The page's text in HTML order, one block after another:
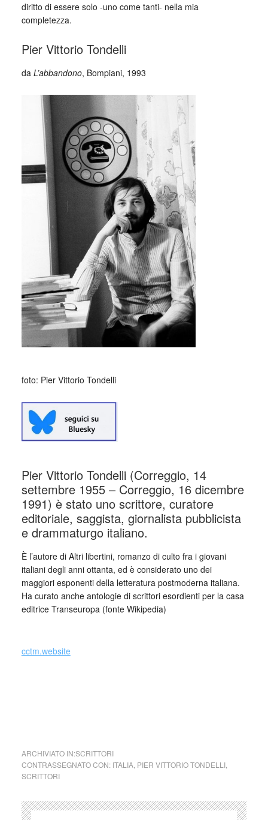
diritto di essere solo -uno come tanti- nella mia
completezza.
Pier Vittorio Tondelli
da L’abbandono, Bompiani, 1993
foto: Pier Vittorio Tondelli
Pier Vittorio Tondelli (Correggio, 14
settembre 1955 – Correggio, 16 dicembre
1991) è stato uno scrittore, curatore
editoriale, saggista, giornalista pubblicista
e drammaturgo italiano.
È l’autore di Altri libertini, romanzo di culto fra i giovani
italiani degli anni ottanta, ed è considerato uno dei
maggiori esponenti della letteratura postmoderna italiana.
Ha curato anche antologie di scrittori esordienti per la casa
editrice Transeuropa (fonte Wikipedia)
cctm.website
ARCHIVIATO IN:SCRITTORI
CONTRASSEGNATO CON: ITALIA, PIER VITTORIO TONDELLI,
SCRITTORI